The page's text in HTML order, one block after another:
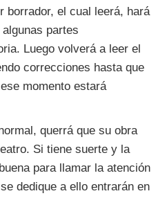
borrador, el cual leerá, hará
partes
Luego volverá a leer el
correcciones hasta que
momento estará
querrá que su obra
Si tiene suerte y la
para llamar la atención
dedique a ello entrarán en